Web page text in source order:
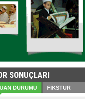
SONUÇLARI
DURUMU FİKSTÜR